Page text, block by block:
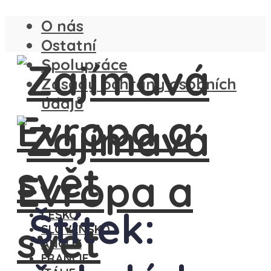
O nás
Ostatní
Spolupráce
Zásady ochrany osobních
údajů
ČESKO
SLOVENSKO
ANGLIE
FRANCIE
Štítek: